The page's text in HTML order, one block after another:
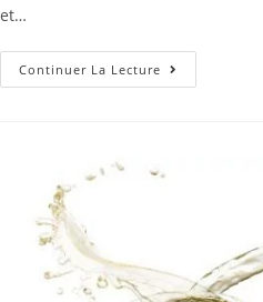
et…
Continuer La Lecture